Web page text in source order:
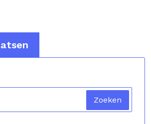
Zoeken